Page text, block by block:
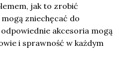
jak to zrobić
zniechęcać do
akcesoria mogą
i sprawność w każdym